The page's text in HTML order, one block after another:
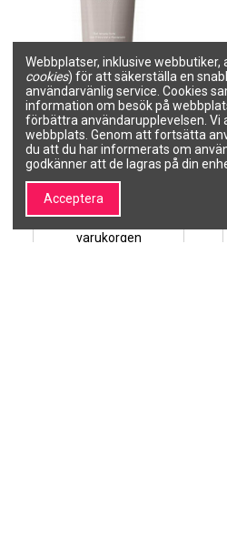
FarmaVita HD Strong hold gel
150ml
FARMAVITA
8022033108029
141,70 kr
Lägg till i
varukorgen
Webbplatser, inklusive webbutiker,
cookies) för att säkerställa en
användarvänlig service. Cookies
information om besök på
förbättra användarupplevelsen. Vi
webbplats. Genom att fortsätta
du att du har informerats om
godkänner att de lagras på din
Acceptera